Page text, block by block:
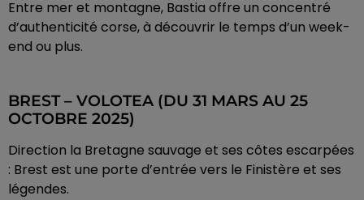
Entre mer et montagne, Bastia offre un concentré
d’authenticité corse, à découvrir le temps d’un week-
end ou plus.
BREST – VOLOTEA (DU 31 MARS AU 25
OCTOBRE 2025)
Direction la Bretagne sauvage et ses côtes escarpées
: Brest est une porte d’entrée vers le Finistère et ses
légendes.